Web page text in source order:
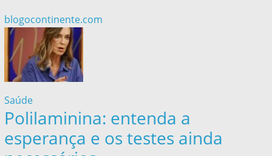
blogocontinente.com
Saúde
Polilaminina: entenda a
esperança e os testes ainda